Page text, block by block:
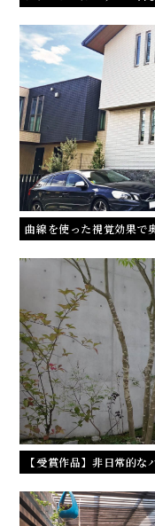
曲線を使った視覚効果で
【受賞作品】非日常的な